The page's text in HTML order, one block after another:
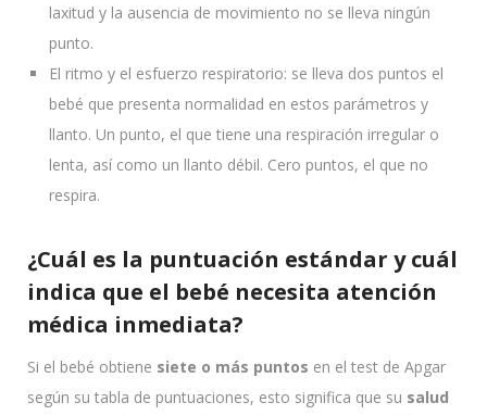
laxitud y la ausencia de movimiento no se lleva ningún
punto.
El ritmo y el esfuerzo respiratorio: se lleva dos puntos el
bebé que presenta normalidad en estos parámetros y
llanto. Un punto, el que tiene una respiración irregular o
lenta, así como un llanto débil. Cero puntos, el que no
respira.
¿Cuál es la puntuación estándar y cuál
indica que el bebé necesita atención
médica inmediata?
Si el bebé obtiene siete o más puntos en el test de Apgar
según su tabla de puntuaciones, esto significa que su salud